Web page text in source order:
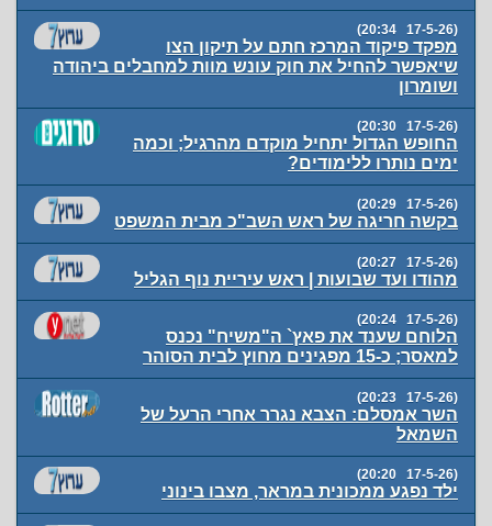
(17-5-26 20:34)
מפקד פיקוד המרכז חתם על תיקון הצו
שיאפשר להחיל את חוק עונש מוות למחבלים ביהודה
ושומרון
(17-5-26 20:30)
החופש הגדול יתחיל מוקדם מהרגיל; וכמה
ימים נותרו ללימודים?
(17-5-26 20:29)
בקשה חריגה של ראש השב"כ מבית המשפט
(17-5-26 20:27)
מהודו ועד שבועות | ראש עיריית נוף הגליל
(17-5-26 20:24)
הלוחם שענד את פאץ` ה"משיח" נכנס
למאסר; כ-15 מפגינים מחוץ לבית הסוהר
(17-5-26 20:23)
השר אמסלם: הצבא נגרר אחרי הרעל של
השמאל
(17-5-26 20:20)
ילד נפגע ממכונית במראר, מצבו בינוני